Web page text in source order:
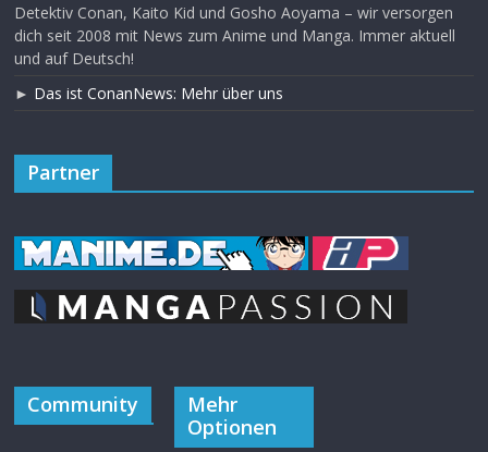
Detektiv Conan, Kaito Kid und Gosho Aoyama – wir versorgen
dich seit 2008 mit News zum Anime und Manga. Immer aktuell
und auf Deutsch!
► Das ist ConanNews: Mehr über uns
Partner
Community
Mehr
Optionen